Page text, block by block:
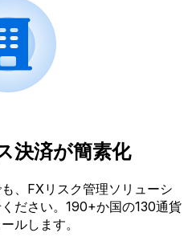
決済が簡素化
、FXリスク管理ソリューシ
ださい。190+か国の130通貨
ルします。